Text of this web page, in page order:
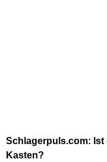
Schlagerpuls.com:
Kasten?